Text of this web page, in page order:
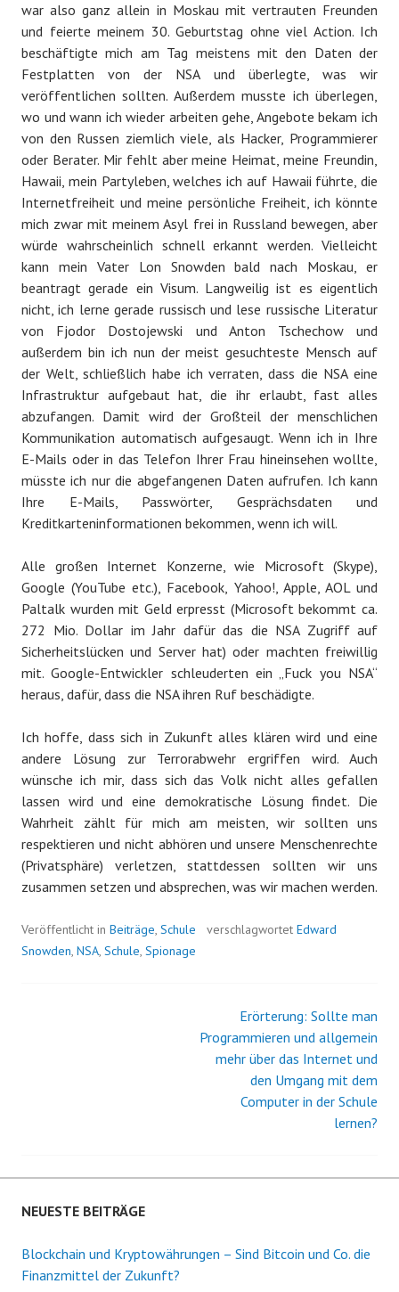
war also ganz allein in Moskau mit vertrauten Freunden
und feierte meinem 30. Geburtstag ohne viel Action. Ich
beschäftigte mich am Tag meistens mit den Daten der
Festplatten von der NSA und überlegte, was wir
veröffentlichen sollten. Außerdem musste ich überlegen,
wo und wann ich wieder arbeiten gehe, Angebote bekam ich
von den Russen ziemlich viele, als Hacker, Programmierer
oder Berater. Mir fehlt aber meine Heimat, meine Freundin,
Hawaii, mein Partyleben, welches ich auf Hawaii führte, die
Internetfreiheit und meine persönliche Freiheit, ich könnte
mich zwar mit meinem Asyl frei in Russland bewegen, aber
würde wahrscheinlich schnell erkannt werden. Vielleicht
kann mein Vater Lon Snowden bald nach Moskau, er
beantragt gerade ein Visum. Langweilig ist es eigentlich
nicht, ich lerne gerade russisch und lese russische Literatur
von Fjodor Dostojewski und Anton Tschechow und
außerdem bin ich nun der meist gesuchteste Mensch auf
der Welt, schließlich habe ich verraten, dass die NSA eine
Infrastruktur aufgebaut hat, die ihr erlaubt, fast alles
abzufangen. Damit wird der Großteil der menschlichen
Kommunikation automatisch aufgesaugt. Wenn ich in Ihre
E-Mails oder in das Telefon Ihrer Frau hineinsehen wollte,
müsste ich nur die abgefangenen Daten aufrufen. Ich kann
Ihre E-Mails, Passwörter, Gesprächsdaten und
Kreditkarteninformationen bekommen, wenn ich will.
Alle großen Internet Konzerne, wie Microsoft (Skype),
Google (YouTube etc.), Facebook, Yahoo!, Apple, AOL und
Paltalk wurden mit Geld erpresst (Microsoft bekommt ca.
272 Mio. Dollar im Jahr dafür das die NSA Zugriff auf
Sicherheitslücken und Server hat) oder machten freiwillig
mit. Google-Entwickler schleuderten ein „Fuck you NSA“
heraus, dafür, dass die NSA ihren Ruf beschädigte.
Ich hoffe, dass sich in Zukunft alles klären wird und eine
andere Lösung zur Terrorabwehr ergriffen wird. Auch
wünsche ich mir, dass sich das Volk nicht alles gefallen
lassen wird und eine demokratische Lösung findet. Die
Wahrheit zählt für mich am meisten, wir sollten uns
respektieren und nicht abhören und unsere Menschenrechte
(Privatsphäre) verletzen, stattdessen sollten wir uns
zusammen setzen und absprechen, was wir machen werden.
Veröffentlicht in Beiträge, Schule verschlagwortet Edward
Snowden, NSA, Schule, Spionage
Erörterung: Sollte man
Programmieren und allgemein
mehr über das Internet und
den Umgang mit dem
Computer in der Schule
lernen?
NEUESTE BEITRÄGE
Blockchain und Kryptowährungen – Sind Bitcoin und Co. die
Finanzmittel der Zukunft?